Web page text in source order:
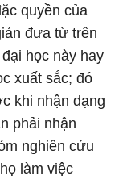
quyền của
đưa từ trên
học này hay
xuất sắc; đó
khi nhận dạng
phải nhận
nghiên cứu
làm việc